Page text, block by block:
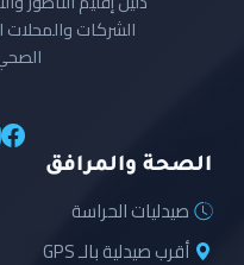
الشركات والمحلات
الصحة والمرافق
صيدليات الحراسة
أقرب صيدلية بالـ GPS